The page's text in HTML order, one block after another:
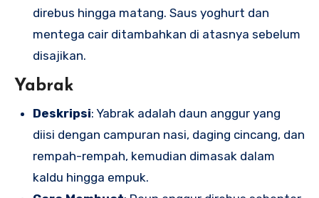
direbus hingga matang. Saus yoghurt dan
mentega cair ditambahkan di atasnya sebelum
disajikan.
Yabrak
Deskripsi: Yabrak adalah daun anggur yang
diisi dengan campuran nasi, daging cincang, dan
rempah-rempah, kemudian dimasak dalam
kaldu hingga empuk.